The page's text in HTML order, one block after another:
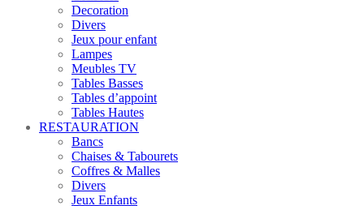
Decoration
Divers
Jeux pour enfant
Lampes
Meubles TV
Tables Basses
Tables d’appoint
Tables Hautes
RESTAURATION
Bancs
Chaises & Tabourets
Coffres & Malles
Divers
Jeux Enfants